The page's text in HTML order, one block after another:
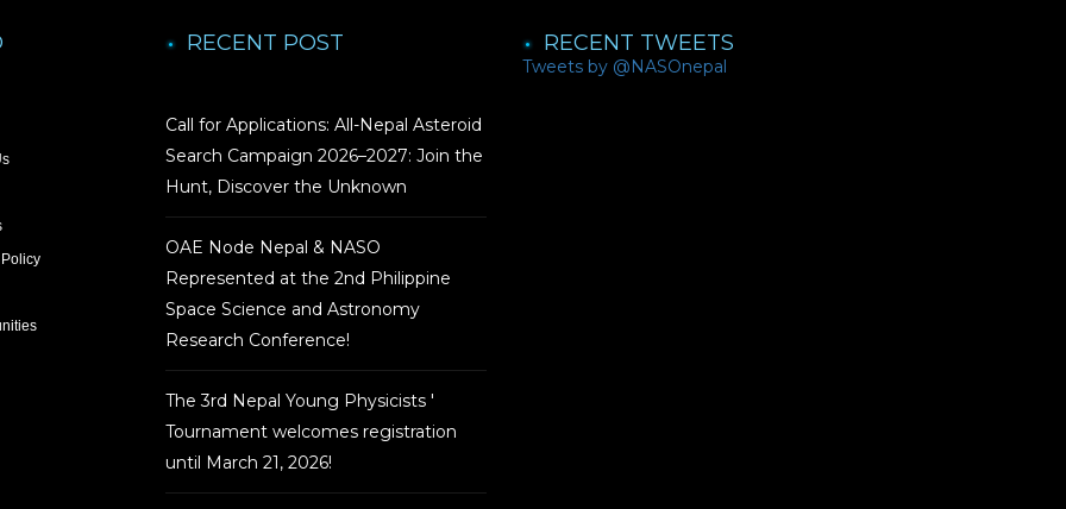
RECENT POST
Call for Applications: All-Nepal Asteroid
Search Campaign 2026–2027: Join the
Hunt, Discover the Unknown
OAE Node Nepal & NASO
Represented at the 2nd Philippine
Space Science and Astronomy
Research Conference!
The 3rd Nepal Young Physicists '
Tournament welcomes registration
until March 21, 2026!
RECENT TWEETS
Tweets by @NASOnepal